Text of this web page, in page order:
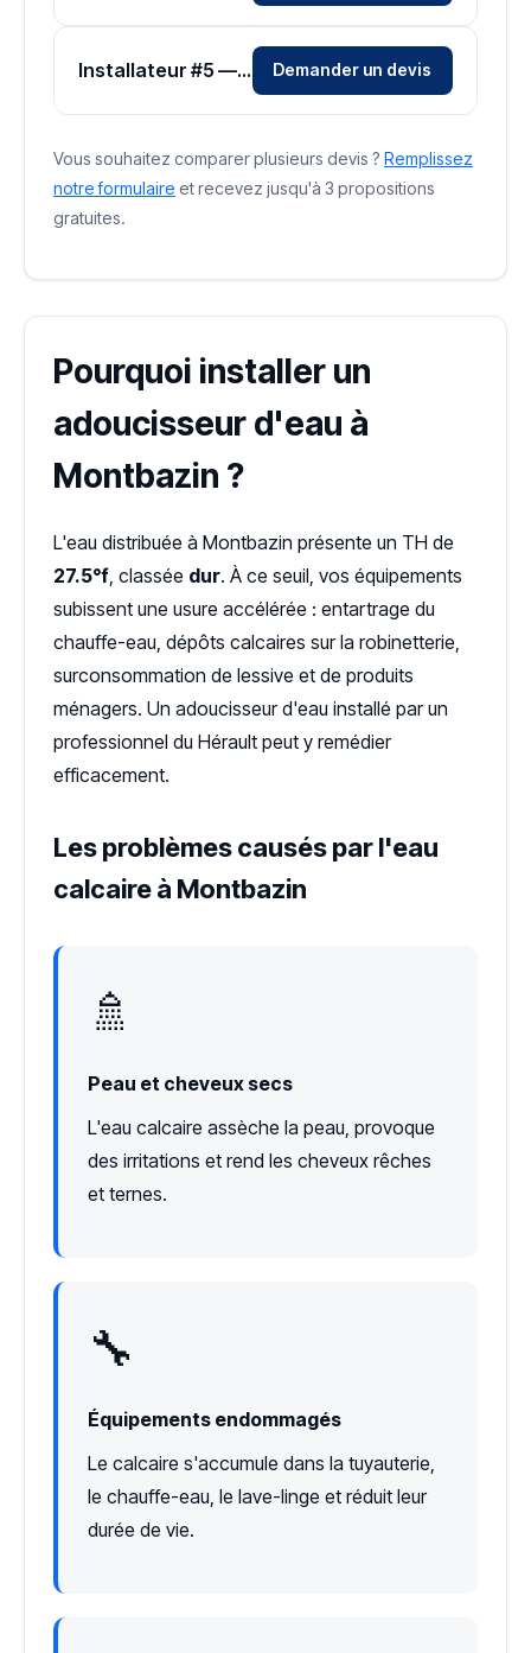
Installateur #5 — Zone Hérault Demander un devis
Vous souhaitez comparer plusieurs devis ? Remplissez
notre formulaire et recevez jusqu'à 3 propositions
gratuites.
Pourquoi installer un
adoucisseur d'eau à
Montbazin ?
L'eau distribuée à Montbazin présente un TH de
27.5°f , classée dur. À ce seuil, vos équipements
subissent une usure accélérée : entartrage du
chauffe-eau, dépôts calcaires sur la robinetterie,
surconsommation de lessive et de produits
ménagers. Un adoucisseur d'eau installé par un
professionnel du Hérault peut y remédier
efficacement.
Les problèmes causés par l'eau
calcaire à Montbazin
🚿
Peau et cheveux secs
L'eau calcaire assèche la peau, provoque
des irritations et rend les cheveux rêches
et ternes.
🔧
Équipements endommagés
Le calcaire s'accumule dans la tuyauterie,
le chauffe-eau, le lave-linge et réduit leur
durée de vie.